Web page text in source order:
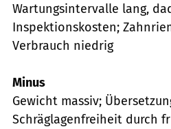
Wartungsintervalle lang,
Inspektionskosten;
Verbrauch niedrig
Minus
Gewicht massiv;
Schräglagenfreiheit durch